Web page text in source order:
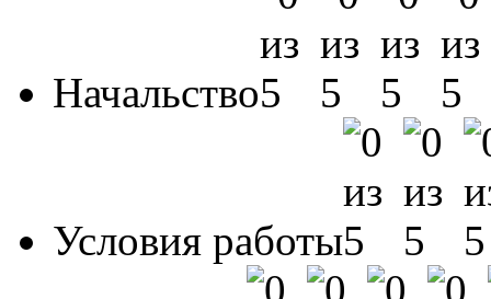
Начальство
Условия работы